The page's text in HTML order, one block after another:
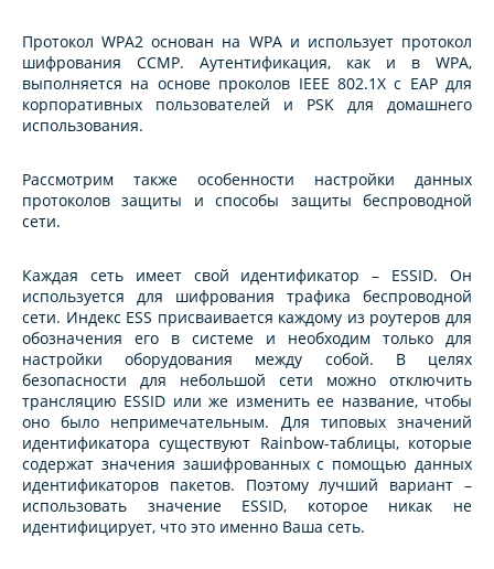
Протокол WPA2 основан на WPA и использует протокол
шифрования CCMP. Аутентификация, как и в WPA,
выполняется на основе проколов IEEE 802.1X с EAP для
корпоративных пользователей и PSK для домашнего
использования.
Рассмотрим также особенности настройки данных
протоколов защиты и способы защиты беспроводной
сети.
Каждая сеть имеет свой идентификатор – ESSID. Он
используется для шифрования трафика беспроводной
сети. Индекс ESS присваивается каждому из роутеров для
обозначения его в системе и необходим только для
настройки оборудования между собой. В целях
безопасности для небольшой сети можно отключить
трансляцию ESSID или же изменить ее название, чтобы
оно было непримечательным. Для типовых значений
идентификатора существуют Rainbow-таблицы, которые
содержат значения зашифрованных с помощью данных
идентификаторов пакетов. Поэтому лучший вариант –
использовать значение ESSID, которое никак не
идентифицирует, что это именно Ваша сеть.